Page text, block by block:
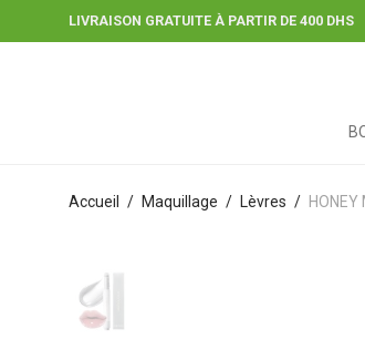
LIVRAISON GRATUITE À PARTIR DE 400 DHS
Accueil / Maquillage / Lèvres / HONEY